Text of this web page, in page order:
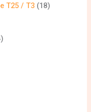
T25 / T3 18